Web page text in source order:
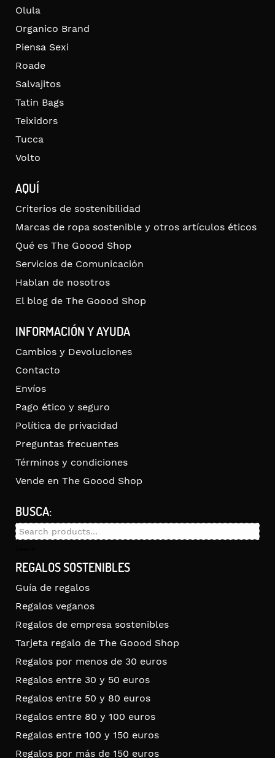
Olula
Organico Brand
Piensa Sexi
Roade
Salvajitos
Tatin Bags
Teixidors
Tucca
Volto
AQUÍ
Criterios de sostenibilidad
Marcas de ropa sostenible y otros artículos éticos
Qué es The Goood Shop
Servicios de Comunicación
Hablan de nosotros
El blog de The Goood Shop
INFORMACIÓN Y AYUDA
Cambios y Devoluciones
Contacto
Envíos
Pago ético y seguro
Política de privacidad
Preguntas frecuentes
Términos y condiciones
Vende en The Goood Shop
BUSCA:
Search
REGALOS SOSTENIBLES
Guía de regalos
Regalos veganos
Regalos de empresa sostenibles
Tarjeta regalo de The Goood Shop
Regalos por menos de 30 euros
Regalos entre 30 y 50 euros
Regalos entre 50 y 80 euros
Regalos entre 80 y 100 euros
Regalos entre 100 y 150 euros
Regalos por más de 150 euros